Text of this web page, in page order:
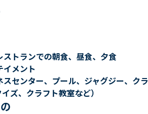
トランでの朝食、昼食、夕食
イメント
センター、プール、ジャグジー、ク
ズ、クラフト教室など）